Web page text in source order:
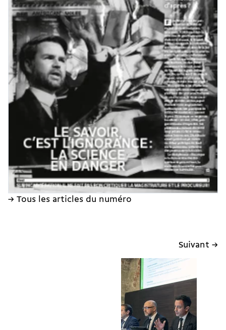
→ Tous les articles du numéro
Suivant →